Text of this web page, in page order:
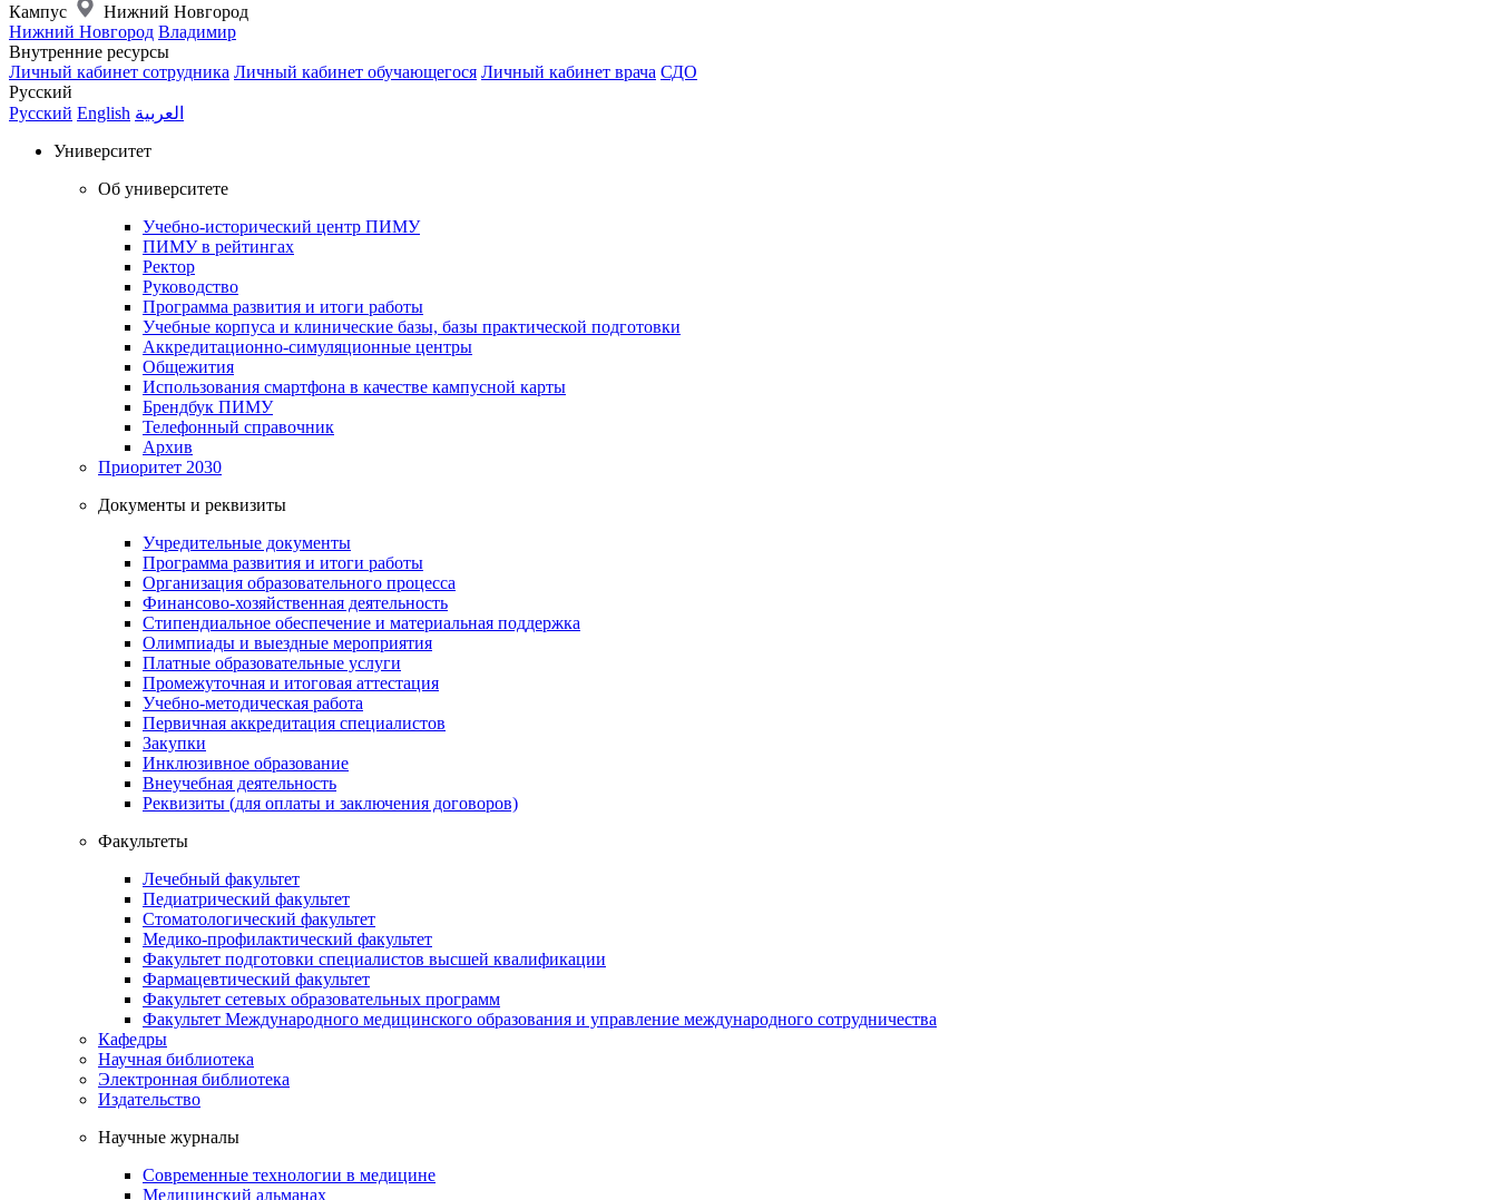
Кампус
Нижний Новгород
Нижний Новгород Владимир
Внутренние ресурсы
Личный кабинет сотрудника Личный кабинет обучающегося Личный кабинет врача СДО
Русский
Русский English العربية
Университет
Об университете
Учебно-исторический центр ПИМУ
ПИМУ в рейтингах
Ректор
Руководство
Программа развития и итоги работы
Учебные корпуса и клинические базы, базы практической подготовки
Аккредитационно-симуляционные центры
Общежития
Использования смартфона в качестве кампусной карты
Брендбук ПИМУ
Телефонный справочник
Архив
Приоритет 2030
Документы и реквизиты
Учредительные документы
Программа развития и итоги работы
Организация образовательного процесса
Финансово-хозяйственная деятельность
Стипендиальное обеспечение и материальная поддержка
Олимпиады и выездные мероприятия
Платные образовательные услуги
Промежуточная и итоговая аттестация
Учебно-методическая работа
Первичная аккредитация специалистов
Закупки
Инклюзивное образование
Внеучебная деятельность
Реквизиты (для оплаты и заключения договоров)
Факультеты
Лечебный факультет
Педиатрический факультет
Стоматологический факультет
Медико-профилактический факультет
Факультет подготовки специалистов высшей квалификации
Фармацевтический факультет
Факультет сетевых образовательных программ
Факультет Международного медицинского образования и управление международного сотрудничества
Кафедры
Научная библиотека
Электронная библиотека
Издательство
Научные журналы
Современные технологии в медицине
Медицинский альманах